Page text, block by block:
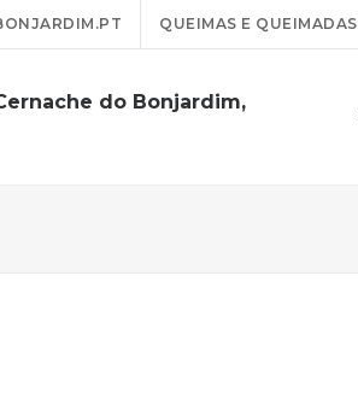
QUEIMAS E QUEIMADAS
do Bonjardim,